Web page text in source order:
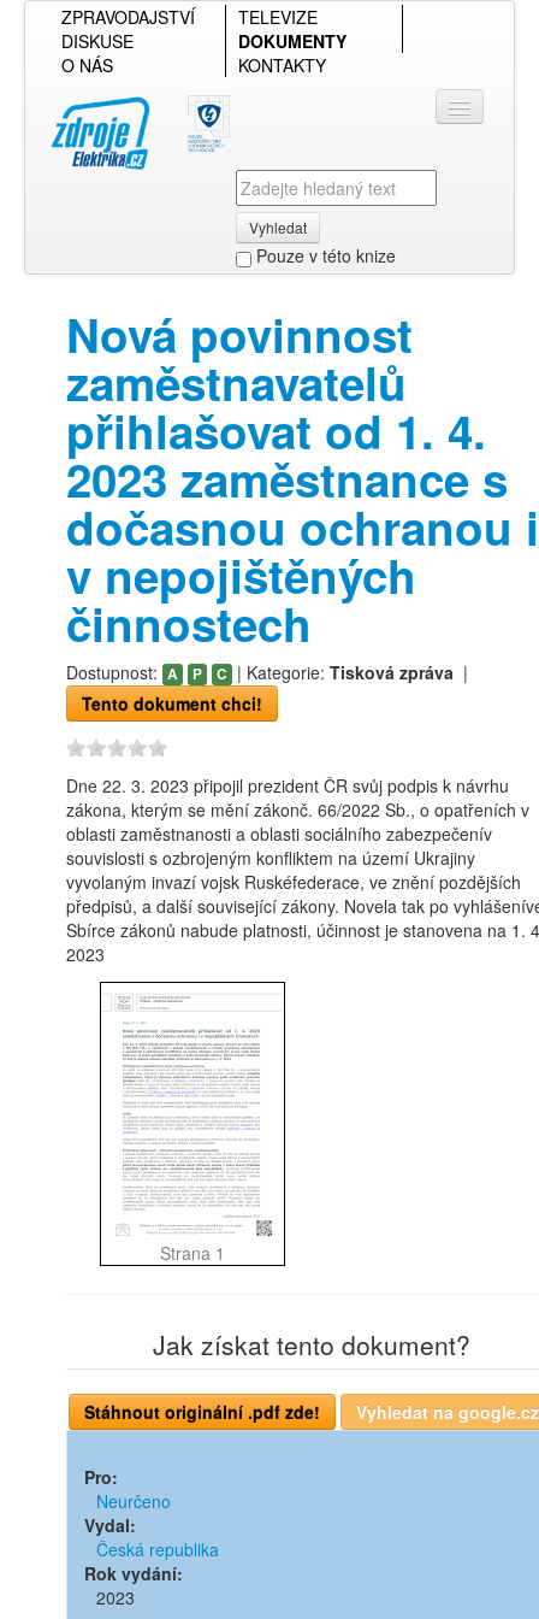
ZPRAVODAJSTVÍ
TELEVIZE
DISKUSE
DOKUMENTY
O NÁS
KONTAKTY
Vyhledat
Pouze v této knize
Přehled podle firmy
Přehled podle obsahu
Nová povinnost
zaměstnavatelů
přihlašovat od 1. 4.
2023 zaměstnance s
dočasnou ochranou i
v nepojištěných
činnostech
Dostupnost: A P C | Kategorie: Tisková zpráva|
Tento dokument chci!
Dne 22. 3. 2023 připojil prezident ČR svůj podpis k návrhu
zákona, kterým se mění zákonč. 66/2022 Sb., o opatřeních v
oblasti zaměstnanosti a oblasti sociálního zabezpečenív
souvislosti s ozbrojeným konfliktem na území Ukrajiny
vyvolaným invazí vojsk Ruskéfederace, ve znění pozdějších
předpisů, a další související zákony. Novela tak po
Sbírce zákonů nabude platnosti, účinnost je stanovena na 1.
2023
Strana 1
Jak získat tento dokument?
Pro:
Neurčeno
Vydal:
Česká republika
Rok vydání:
2023